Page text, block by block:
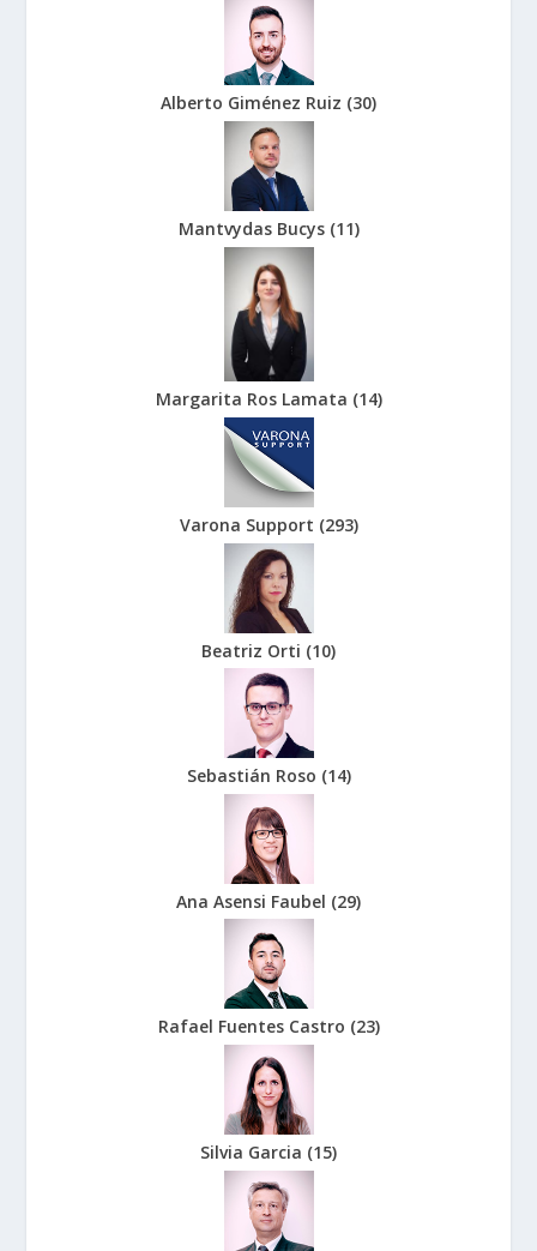
Alberto Giménez Ruiz (30)
Mantvydas Bucys (11)
Margarita Ros Lamata (14)
Varona Support (293)
Beatriz Orti (10)
Sebastián Roso (14)
Ana Asensi Faubel (29)
Rafael Fuentes Castro (23)
Silvia Garcia (15)